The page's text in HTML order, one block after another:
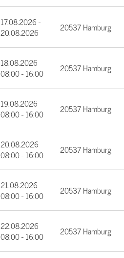
17.08.2026 -
20.08.2026
20537 Hamburg
18.08.2026
08:00 - 16:00
20537 Hamburg
19.08.2026
08:00 - 16:00
20537 Hamburg
20.08.2026
08:00 - 16:00
20537 Hamburg
21.08.2026
08:00 - 16:00
20537 Hamburg
22.08.2026
08:00 - 16:00
20537 Hamburg